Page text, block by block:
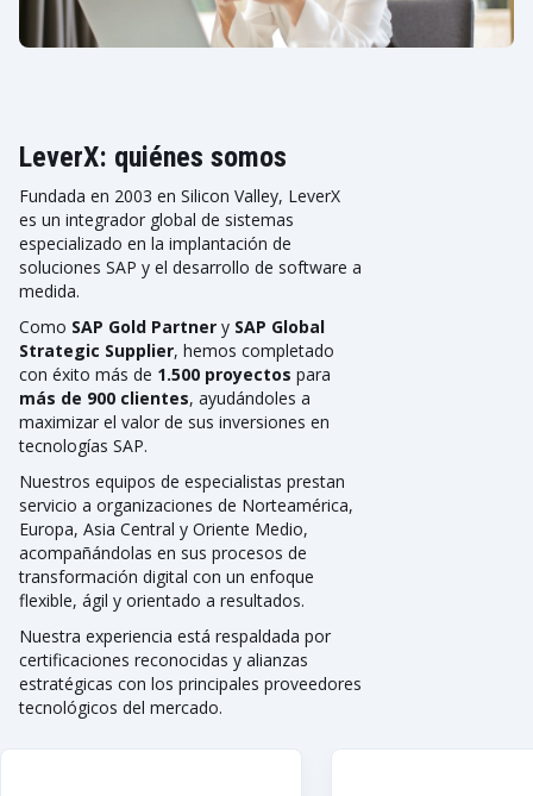
LeverX: quiénes somos
Fundada en 2003 en Silicon Valley, LeverX
es un integrador global de sistemas
especializado en la implantación de
soluciones SAP y el desarrollo de software a
medida.
Como SAP Gold Partner y SAP Global
Strategic Supplier, hemos completado
con éxito más de 1.500 proyectos para
más de 900 clientes, ayudándoles a
maximizar el valor de sus inversiones en
tecnologías SAP.
Nuestros equipos de especialistas prestan
servicio a organizaciones de Norteamérica,
Europa, Asia Central y Oriente Medio,
acompañándolas en sus procesos de
transformación digital con un enfoque
flexible, ágil y orientado a resultados.
Nuestra experiencia está respaldada por
certificaciones reconocidas y alianzas
estratégicas con los principales proveedores
tecnológicos del mercado.